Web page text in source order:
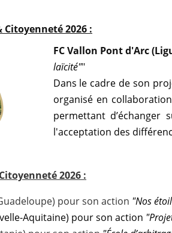
Citoyenneté 2026 :
FC Vallon Pont d'Arc
laïcité""
Dans le cadre de son
organisé en
permettant
l'acceptation des
2026 :
pour son action "Nos
Aquitaine) pour son action